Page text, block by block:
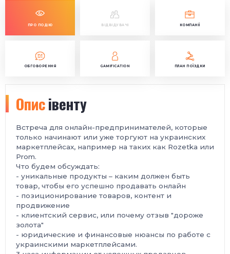
ПРО ПОДІЮ ВІДВІДУВАЧІ КОМПАНІЇ
ОБГОВОРЕННЯ GAMIFICATION ПЛАН ПОЇЗДКИ
Описівенту
Встреча для онлайн-предпринимателей, которые
только начинают или уже торгуют на украинских
маркетплейсах, например на таких как Rozetka или
Prom.
Что будем обсуждать:
- уникальные продукты – каким должен быть
товар, чтобы его успешно продавать онлайн
- позиционирование товаров, контент и
продвижение
- клиентский сервис, или почему отзыв "дороже
золота"
- юридические и финансовые нюансы по работе с
украинскими маркетплейсами.